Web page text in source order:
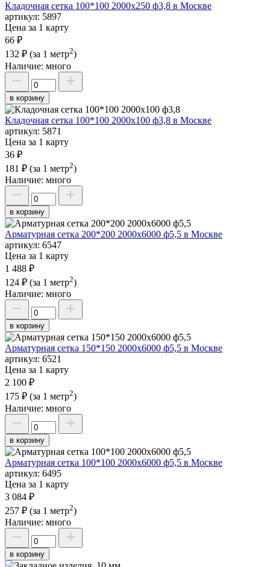
Кладочная сетка 100*100 2000х250 ф3,8 в Москве
артикул: 5897
Цена за 1 карту
66 ₽
132 ₽ (за 1 метр2)
Наличие: много
в корзину
Кладочная сетка 100*100 2000х100 ф3,8 в Москве
артикул: 5871
Цена за 1 карту
36 ₽
181 ₽ (за 1 метр2)
Наличие: много
в корзину
Арматурная сетка 200*200 2000х6000 ф5,5 в Москве
артикул: 6547
Цена за 1 карту
1 488 ₽
124 ₽ (за 1 метр2)
Наличие: много
в корзину
Арматурная сетка 150*150 2000х6000 ф5,5 в Москве
артикул: 6521
Цена за 1 карту
2 100 ₽
175 ₽ (за 1 метр2)
Наличие: много
в корзину
Арматурная сетка 100*100 2000х6000 ф5,5 в Москве
артикул: 6495
Цена за 1 карту
3 084 ₽
257 ₽ (за 1 метр2)
Наличие: много
в корзину